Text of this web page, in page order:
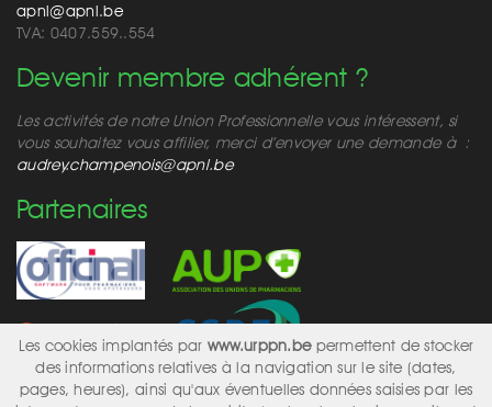
apnl@apnl.be
TVA: 0407.559..554
Devenir membre adhérent ?
Les activités de notre Union Professionnelle vous intéressent, si
vous souhaitez vous affilier, merci d’envoyer une demande à :
audrey.champenois@apnl.be
Partenaires
Les cookies implantés par www.urppn.be permettent de stocker
des informations relatives à la navigation sur le site (dates,
pages, heures), ainsi qu'aux éventuelles données saisies par les